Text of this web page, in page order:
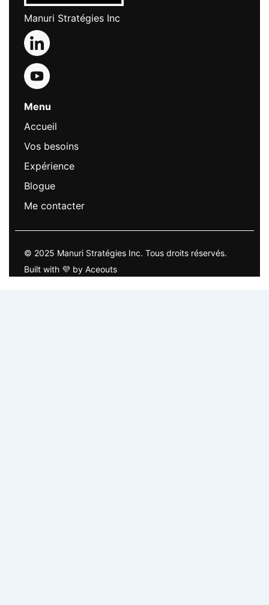
Manuri Stratégies Inc
Menu
Accueil
Vos besoins
Expérience
Blogue
Me contacter
© 2025 Manuri Stratégies Inc. Tous droits réservés.
Built with 💜 by Aceouts